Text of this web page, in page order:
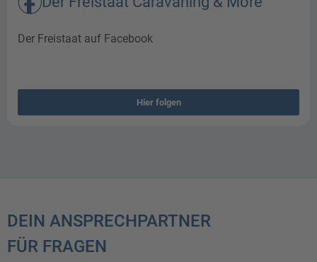
Der Freistaat auf Facebook
Hier folgen
DEIN ANSPRECHPARTNER
FÜR FRAGEN